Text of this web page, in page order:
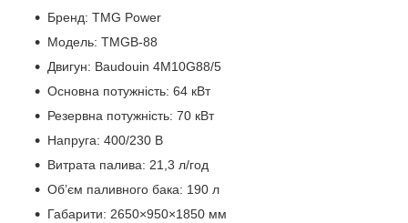
Бренд: TMG Power
Модель: TMGB-88
Двигун: Baudouin 4M10G88/5
Основна потужність: 64 кВт
Резервна потужність: 70 кВт
Напруга: 400/230 В
Витрата палива: 21,3 л/год
Об’єм паливного бака: 190 л
Габарити: 2650×950×1850 мм